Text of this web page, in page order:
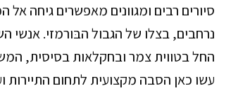
סיורים רבים ומגוונים מאפשרים גיחה
נרחבים, בצלו של הגבול הבּורמזי. אנשי
החל בטווית צמר ובחקלאות בסיסית,
עשו כאן הסבה מקצועית לתחום